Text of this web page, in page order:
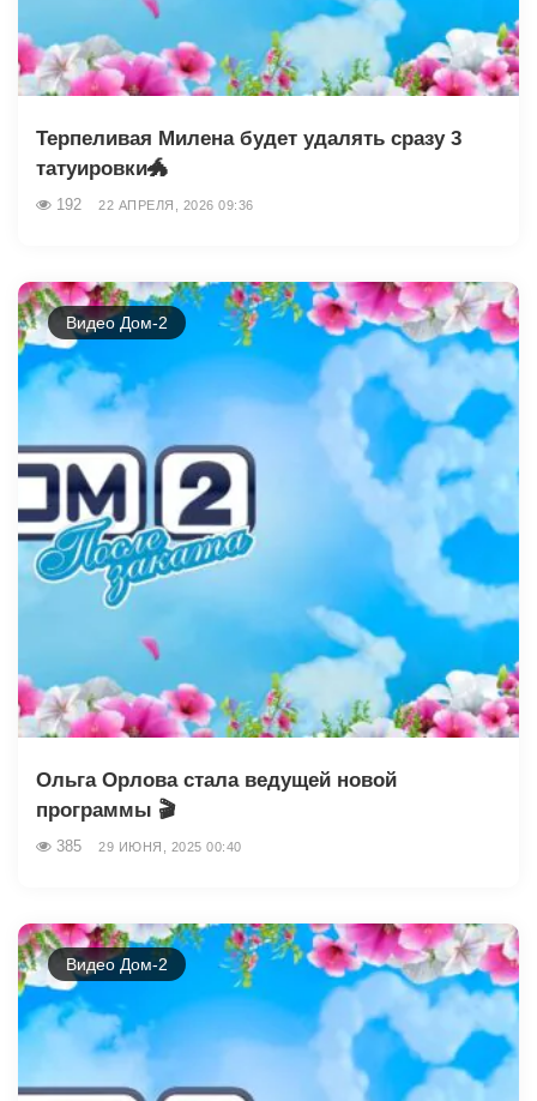
Терпеливая Милена будет удалять сразу 3
татуировки🐲
192 22 АПРЕЛЯ, 2026 09:36
Видео Дом-2
Ольга Орлова стала ведущей новой
программы 🎬
385 29 ИЮНЯ, 2025 00:40
Видео Дом-2